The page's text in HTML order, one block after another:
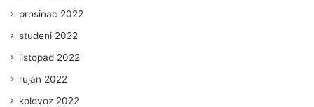
prosinac 2022
studeni 2022
listopad 2022
rujan 2022
kolovoz 2022